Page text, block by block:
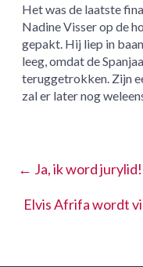
Het was de laatste
Nadine Visser op de
gepakt. Hij liep in
leeg, omdat de
teruggetrokken. Zijn
zal er later nog
← Ja, ik word jurylid!
Elvis Afrifa wordt